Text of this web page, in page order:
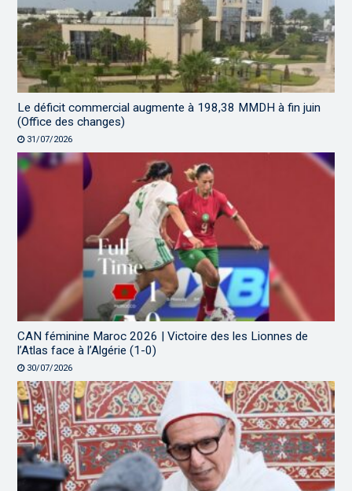
Le déficit commercial augmente à 198,38 MMDH à fin juin
(Office des changes)
31/07/2026
CAN féminine Maroc 2026 | Victoire des les Lionnes de
l’Atlas face à l’Algérie (1-0)
30/07/2026